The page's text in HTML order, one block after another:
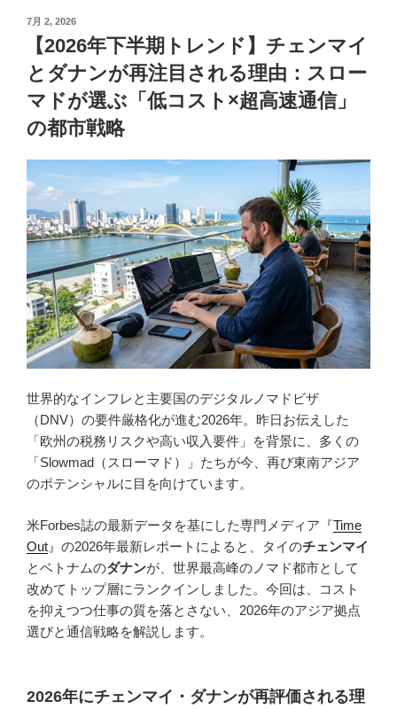
投
日:
7月 2, 2026
【2026年下半期トレンド】チェンマイ
とダナンが再注目される理由：スロー
マドが選ぶ「低コスト×超高速通信」
の都市戦略
世界的なインフレと主要国のデジタルノマドビザ
（DNV）の要件厳格化が進む2026年。昨日お伝えした
「欧州の税務リスクや高い収入要件」を背景に、多くの
「Slowmad（スローマド）」たちが今、再び東南アジア
のポテンシャルに目を向けています。
米Forbes誌の最新データを基にした専門メディア『Time
Out 』の2026年最新レポートによると、タイのチェンマイ
とベトナムのダナンが、世界最高峰のノマド都市として
改めてトップ層にランクインしました。今回は、コスト
を抑えつつ仕事の質を落とさない、2026年のアジア拠点
選びと通信戦略を解説します。
2026年にチェンマイ・ダナンが再評価される理